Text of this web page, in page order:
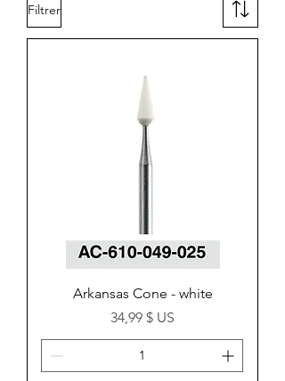
Filtrer
Arkansas Cone - white
Prix
34,99 $ US